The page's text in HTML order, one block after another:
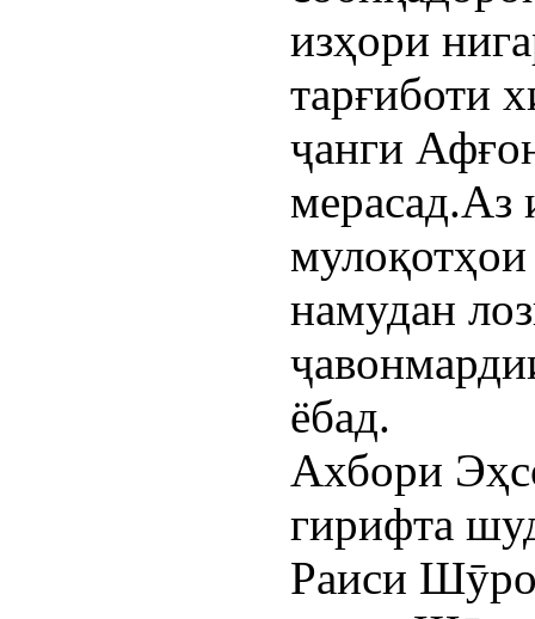
изҳори
тарғиботи
ҷанги
мерасад.Аз
намудан
ёбад.
Ахбори
гирифта
Раиси